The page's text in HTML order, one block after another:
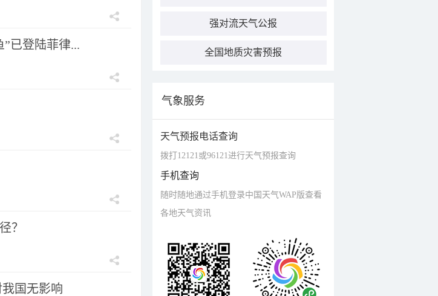
”已登陆菲律...
？
国无影响
强对流天气公报
全国地质灾害预报
气象服务
天气预报电话查询
拨打12121或96121进行天气预报查询
手机查询
随时随地通过手机登录中国天气WAP版查看
各地天气资讯